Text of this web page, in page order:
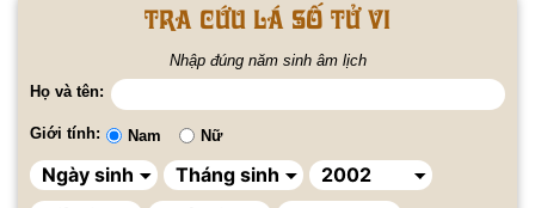
Tra cứu lá số tử vi
Nhập đúng năm sinh âm lịch
Họ và tên:
Giới tính: Nam Nữ